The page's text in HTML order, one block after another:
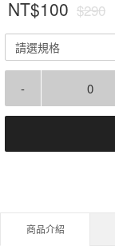
NT$100 $290
請選規格
-
商品介紹